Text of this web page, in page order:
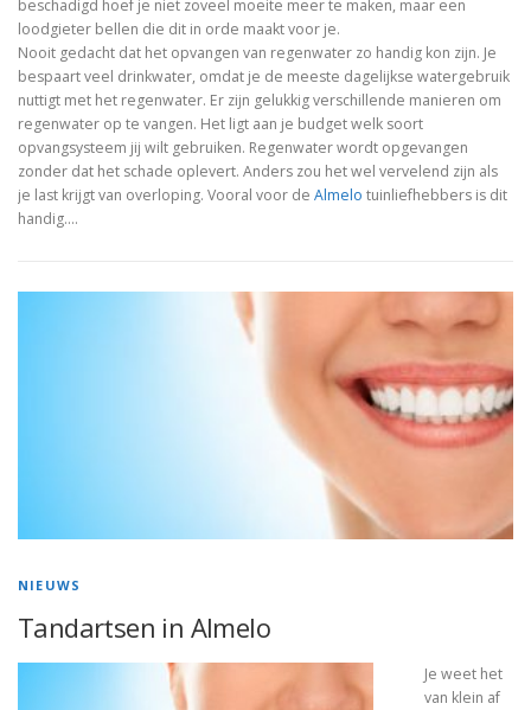
beschadigd hoef je niet zoveel moeite meer te maken, maar een
loodgieter bellen die dit in orde maakt voor je.
Nooit gedacht dat het opvangen van regenwater zo handig kon zijn. Je
bespaart veel drinkwater, omdat je de meeste dagelijkse watergebruik
nuttigt met het regenwater. Er zijn gelukkig verschillende manieren om
regenwater op te vangen. Het ligt aan je budget welk soort
opvangsysteem jij wilt gebruiken. Regenwater wordt opgevangen
zonder dat het schade oplevert. Anders zou het wel vervelend zijn als
je last krijgt van overloping. Vooral voor de Almelo tuinliefhebbers is dit
handig.…
NIEUWS
Tandartsen in Almelo
Je weet het
van klein af